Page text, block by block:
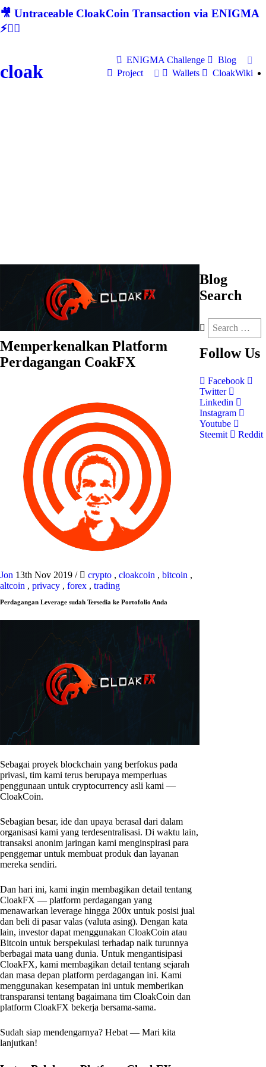
🎥 Untraceable CloakCoin Transaction via ENIGMA
⚡🕵‍♂
cloak
ENIGMA Challenge
Blog
Project
Wallets CloakWiki
Memperkenalkan Platform
Perdagangan CoakFX
Jon 13th Nov 2019 / crypto , cloakcoin , bitcoin ,
altcoin , privacy , forex , trading
Perdagangan Leverage sudah Tersedia ke Portofolio Anda
Sebagai proyek blockchain yang berfokus pada
privasi, tim kami terus berupaya memperluas
penggunaan untuk cryptocurrency asli kami —
CloakCoin.
Sebagian besar, ide dan upaya berasal dari dalam
organisasi kami yang terdesentralisasi. Di waktu lain,
transaksi anonim jaringan kami menginspirasi para
penggemar untuk membuat produk dan layanan
mereka sendiri.
Dan hari ini, kami ingin membagikan detail tentang
CloakFX — platform perdagangan yang
menawarkan leverage hingga 200x untuk posisi jual
dan beli di pasar valas (valuta asing). Dengan kata
lain, investor dapat menggunakan CloakCoin atau
Bitcoin untuk berspekulasi terhadap naik turunnya
berbagai mata uang dunia. Untuk mengantisipasi
CloakFX, kami membagikan detail tentang sejarah
dan masa depan platform perdagangan ini. Kami
menggunakan kesempatan ini untuk memberikan
transparansi tentang bagaimana tim CloakCoin dan
platform CloakFX bekerja bersama-sama.
Sudah siap mendengarnya? Hebat — Mari kita
lanjutkan!
Blog
Search
Follow Us
Facebook
Twitter
Linkedin
Instagram
Youtube
Steemit
Reddit